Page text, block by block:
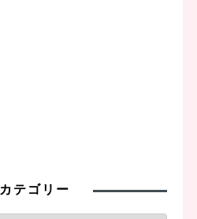
カテゴリー